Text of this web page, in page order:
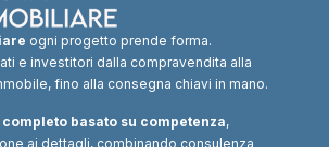
ogni progetto prende forma.
e investitori dalla compravendita alla
fino alla consegna chiavi in mano.
basato su competenza,
ai dettagli, combinando consulenza